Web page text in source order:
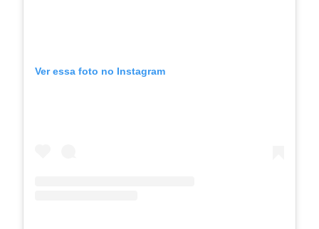
Ver essa foto no Instagram